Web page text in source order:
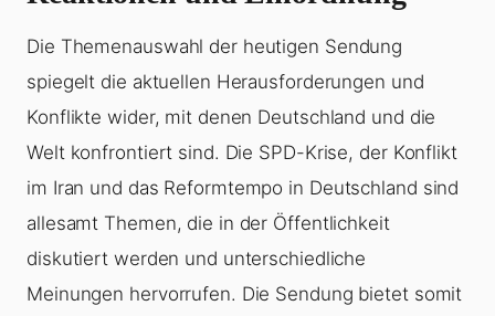
Die Themenauswahl der heutigen Sendung
spiegelt die aktuellen Herausforderungen und
Konflikte wider, mit denen Deutschland und die
Welt konfrontiert sind. Die SPD-Krise, der Konflikt
im Iran und das Reformtempo in Deutschland sind
allesamt Themen, die in der Öffentlichkeit
diskutiert werden und unterschiedliche
Meinungen hervorrufen. Die Sendung bietet somit